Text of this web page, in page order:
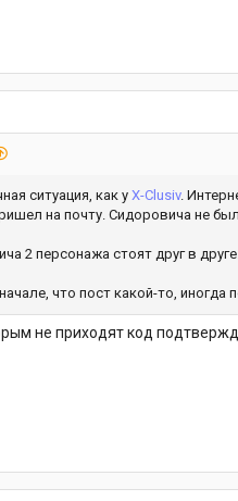
ситуация, как у X-Clusiv.
на почту. Сидоровича не
2 персонажа стоят друг в
что пост какой-то,
не приходят код